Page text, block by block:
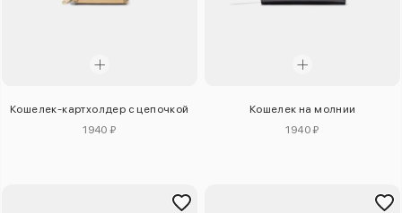
Кошелек-картхолдер с цепочкой
1940 ₽
Кошелек на молнии
1940 ₽